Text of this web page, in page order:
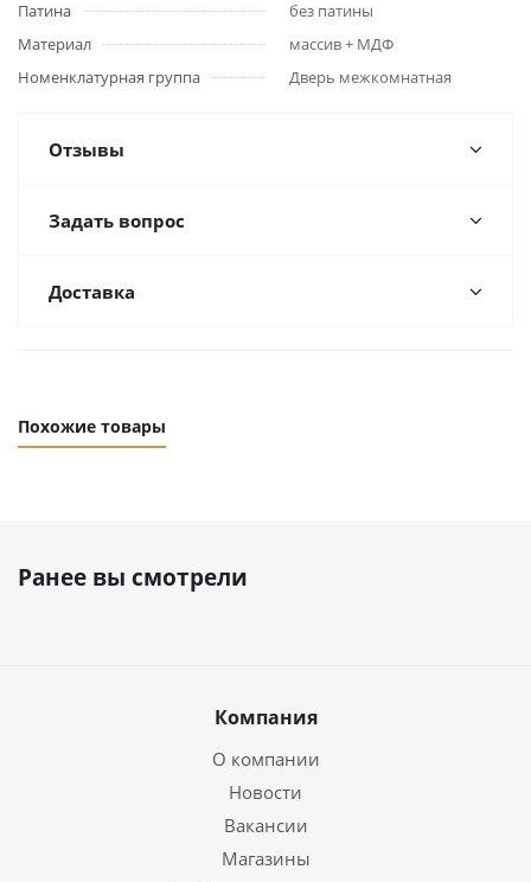
Патина
без патины
Материал
массив + МДФ
Номенклатурная группа
Дверь межкомнатная
Отзывы
Задать вопрос
Доставка
Похожие товары
Ранее вы смотрели
Компания
О компании
Новости
Вакансии
Магазины